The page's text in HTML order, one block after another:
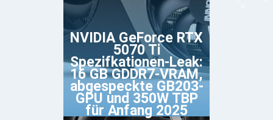
NVIDIA GeForce RTX
5070 Ti
Spezifkationen-Leak:
16 GB GDDR7-VRAM,
abgespeckte GB203-
GPU und 350W TBP
für Anfang 2025